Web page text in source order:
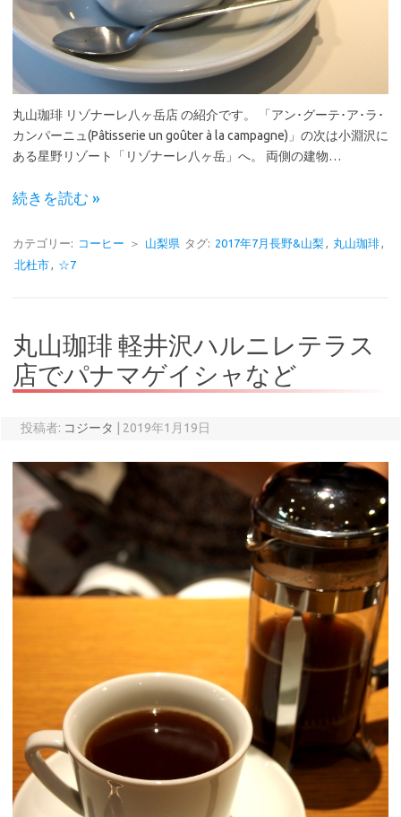
丸山珈琲 リゾナーレ八ヶ岳店 の紹介です。 「アン･グーテ･ア･ラ･
カンパーニュ(Pâtisserie un goûter à la campagne)」の次は小淵沢に
ある星野リゾート「リゾナーレ八ヶ岳」へ。 両側の建物…
続きを読む »
カテゴリー: コーヒー ＞ 山梨県 タグ: 2017年7月長野&山梨, 丸山珈琲,
北杜市, ☆7
丸山珈琲 軽井沢ハルニレテラス
店でパナマゲイシャなど
投稿者: コジータ 2019年1月19日